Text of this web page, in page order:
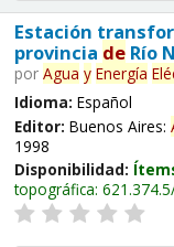
Estación
provincia deRío
por Agua y Energía
Idioma: Español
Editor: Buenos Aires:
1998
Disponibilidad:
topográfica: